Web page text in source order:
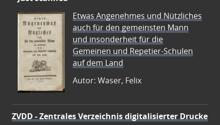
Etwas Angenehmes und Nützliches
auch für den gemeinsten Mann
und insonderheit für die
Gemeinen und Repetier-Schulen
auf dem Land
Autor: Waser, Felix
ZVDD - Zentrales Verzeichnis digitalisierter Drucke